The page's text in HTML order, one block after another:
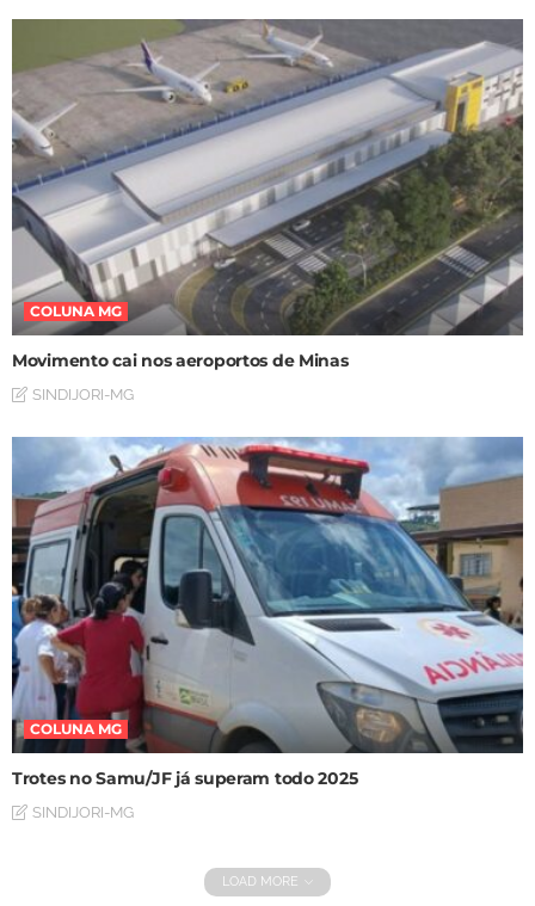
COLUNA MG
Movimento cai nos aeroportos de Minas
SINDIJORI-MG
COLUNA MG
Trotes no Samu/JF já superam todo 2025
SINDIJORI-MG
LOAD MORE